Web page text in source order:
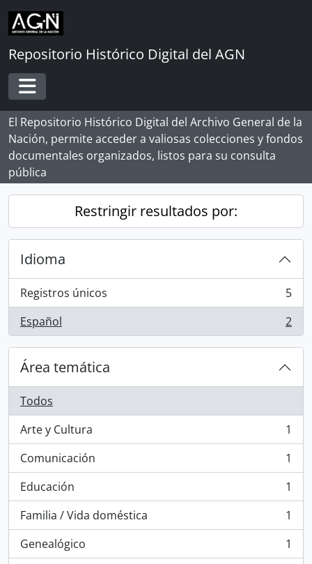
Skip to main content
Repositorio Histórico Digital del AGN
Toggle navigation
El Repositorio Histórico Digital del Archivo General de la
Nación, permite acceder a valiosas colecciones y fondos
documentales organizados, listos para su consulta
pública
Restringir resultados por:
Idioma
Registros únicos
, 5 resultados
5
Español
, 2 resultados 2
Área temática
Todos
Arte y Cultura
, 1 resultados
1
Comunicación
, 1 resultados
1
Educación
, 1 resultados
1
Familia / Vida doméstica
, 1 resultados
1
Genealógico
, 1 resultados
1